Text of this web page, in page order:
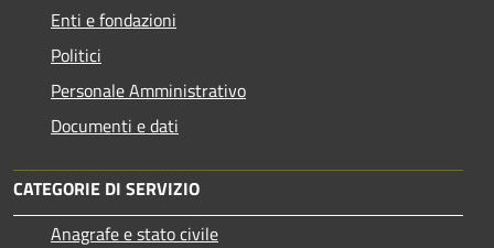
Enti e fondazioni
Politici
Personale Amministrativo
Documenti e dati
CATEGORIE DI SERVIZIO
Anagrafe e stato civile